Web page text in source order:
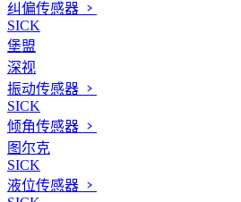
纠偏传感器
SICK
堡盟
深视
振动传感器
SICK
倾角传感器
图尔克
SICK
液位传感器